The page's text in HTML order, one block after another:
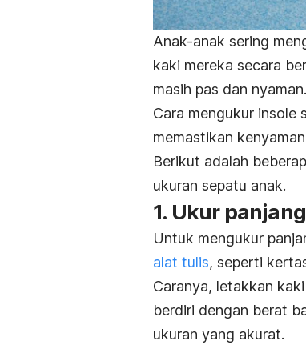
Anak-anak sering
kaki mereka secara
masih pas dan nyaman.
Cara mengukur insole
memastikan
Berikut adalah
ukuran sepatu anak.
1. Ukur
Untuk mengukur
alat tulis, seperti
Caranya, letakkan
berdiri dengan berat
ukuran yang akurat.